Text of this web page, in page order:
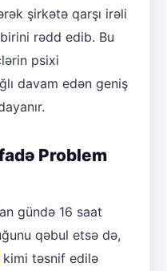
şirkətə qarşı irəli
rədd edib. Bu
psixi
davam edən geniş
Problem
gündə 16 saat
qəbul etsə də,
kimi təsnif edilə